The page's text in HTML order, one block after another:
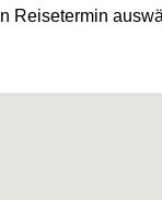
Reisetermin